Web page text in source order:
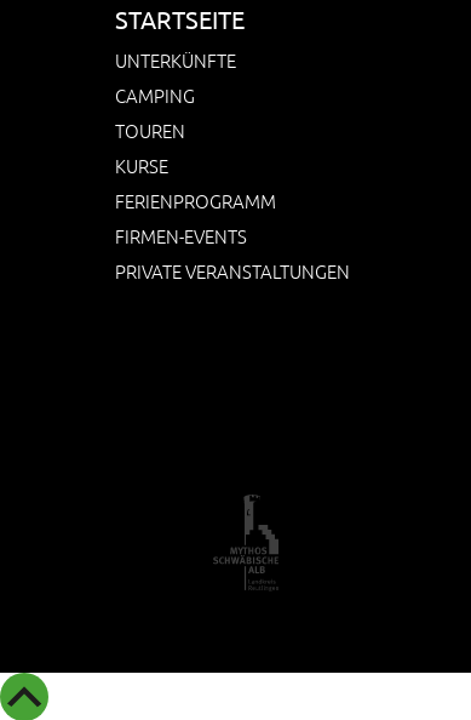
STARTSEITE
UNTERKÜNFTE
CAMPING
TOUREN
KURSE
FERIENPROGRAMM
FIRMEN-EVENTS
PRIVATE VERANSTALTUNGEN